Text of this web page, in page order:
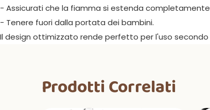
- Assicurati che la fiamma si estenda
- Tenere fuori dalla portata dei bambini.
Il design ottimizzato rende perfetto per l'uso
Prodotti Correlati